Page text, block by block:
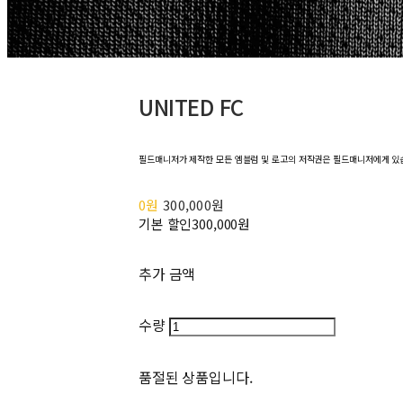
UNITED FC
필드매니저가 제작한 모든 엠블럼 및 로고의 저작권은 필드매니저에게 있
0원 300,000원
기본 할인300,000원
추가 금액
수량
품절된 상품입니다.